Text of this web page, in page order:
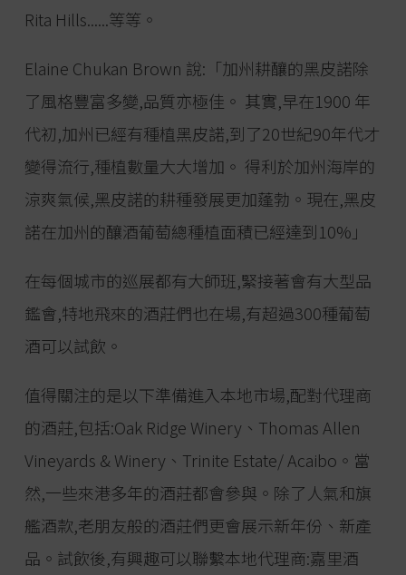
Rita Hills......等等。
Elaine Chukan Brown 說:「加州耕釀的黑皮諾除
了風格豐富多變,品質亦極佳。 其實,早在1900 年
代初,加州已經有種植黑皮諾,到了20世紀90年代才
變得流行,種植數量大大增加。 得利於加州海岸的
涼爽氣候,黑皮諾的耕種發展更加蓬勃。現在,黑皮
諾在加州的釀酒葡萄總種植面積已經達到10%」
在每個城市的巡展都有大師班,緊接著會有大型品
鑑會,特地飛來的酒莊們也在場,有超過300種葡萄
酒可以試飲。
值得關注的是以下準備進入本地市場,配對代理商
的酒莊,包括:Oak Ridge Winery、Thomas Allen
Vineyards & Winery、Trinite Estate/ Acaibo。當
然,一些來港多年的酒莊都會參與。除了人氣和旗
艦酒款,老朋友般的酒莊們更會展示新年份、新產
品。試飲後,有興趣可以聯繫本地代理商:嘉里酒